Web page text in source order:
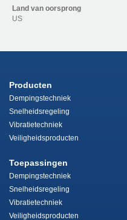
Land van oorsprong
US
Producten
Dempingstechniek
Snelheidsregeling
Vibratietechniek
Veiligheidsproducten
Toepassingen
Dempingstechniek
Snelheidsregeling
Vibratietechniek
Veiligheidsproducten